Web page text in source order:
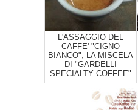
L'ASSAGGIO DEL
CAFFE' "CIGNO
BIANCO", LA MISCELA
DI "GARDELLI
SPECIALTY COFFEE"